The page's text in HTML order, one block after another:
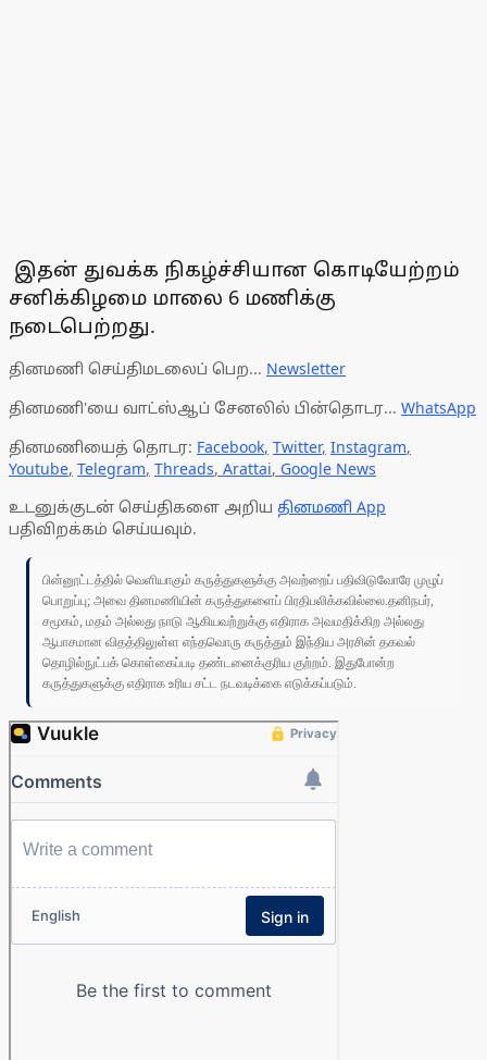
இதன் துவக்க நிகழ்ச்சியான கொடியேற்றம்
சனிக்கிழமை மாலை 6 மணிக்கு
நடைபெற்றது.
தினமணி செய்திமடலைப் பெற... Newsletter
தினமணி'யை வாட்ஸ்ஆப் சேனலில் பின்தொடர... WhatsApp
தினமணியைத் தொடர: Facebook, Twitter, Instagram,
Youtube, Telegram, Threads, Arattai, Google News
உடனுக்குடன் செய்திகளை அறிய தினமணி App
பதிவிறக்கம் செய்யவும்.
பின்னூட்டத்தில் வெளியாகும் கருத்துகளுக்கு அவற்றைப் பதிவிடுவோரே முழுப்
பொறுப்பு; அவை தினமணியின் கருத்துகளைப் பிரதிபலிக்கவில்லை.தனிநபர்,
சமூகம், மதம் அல்லது நாடு ஆகியவற்றுக்கு எதிராக அவமதிக்கிற அல்லது
ஆபாசமான விதத்திலுள்ள எந்தவொரு கருத்தும் இந்திய அரசின் தகவல்
தொழில்நுட்பக் கொள்கைப்படி தண்டனைக்குரிய குற்றம். இதுபோன்ற
கருத்துகளுக்கு எதிராக உரிய சட்ட நடவடிக்கை எடுக்கப்படும்.